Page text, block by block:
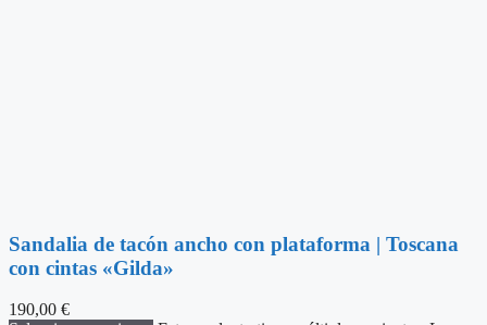
Sandalia de tacón ancho con plataforma | Toscana
con cintas «Gilda»
190,00 €